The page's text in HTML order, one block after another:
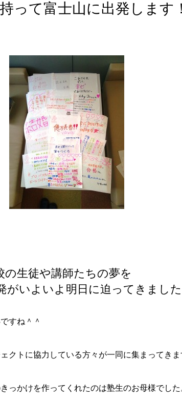
って富士山に出発します
の生徒や講師たちの夢を
がいよいよ明日に迫ってきました
すね＾＾
クトに協力している方々が一同に集まってきま
っかけを作ってくれたのは塾生のお母様でした